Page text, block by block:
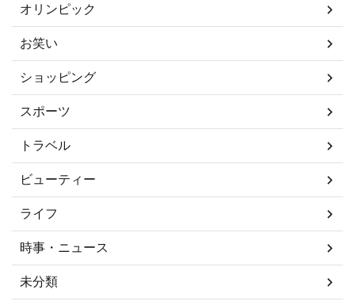
オリンピック
お笑い
ショッピング
スポーツ
トラベル
ビューティー
ライフ
時事・ニュース
未分類